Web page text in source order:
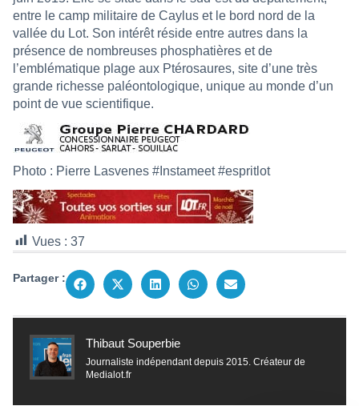
entre le camp militaire de Caylus et le bord nord de la
vallée du Lot. Son intérêt réside entre autres dans la
présence de nombreuses phosphatières et de
l’emblématique plage aux Ptérosaures, site d’une très
grande richesse paléontologique, unique au monde d’un
point de vue scientifique.
Photo : Pierre Lasvenes #Instameet #espritlot
Vues : 37
Partager :
Thibaut Souperbie
Journaliste indépendant depuis 2015. Créateur de
Medialot.fr